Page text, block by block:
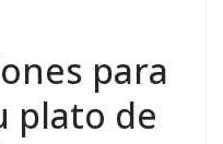
para
plato de